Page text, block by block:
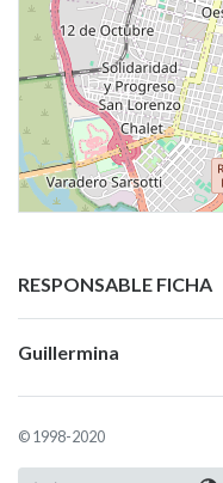
RESPONSABLE FICHA
Guillermina
© 1998-2020